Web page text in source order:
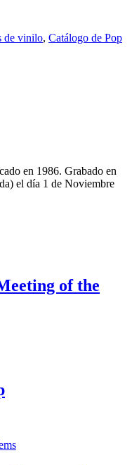
de vinilo, Catálogo de Pop
en 1986. Grabado en
el día 1 de Noviembre
of the